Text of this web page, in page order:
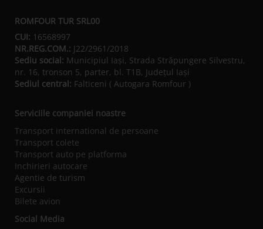
ROMFOUR TUR SRL00
CUI: 16568997
NR.REG.COM.: J22/2961/2018
Sediu social: Municipiul Iaşi, Strada Străpungere Silvestru,
nr. 16, tronson 5, parter, bl. T1B, Județul Iaşi
Sediul central: Falticeni ( Autogara Romfour )
Serviciile companiei noastre
Transport international de persoane
Transport colete
Transport auto pe platforma
Inchirieri autocare
Agentie de turism
Excursii
Bilete avion
Social Media